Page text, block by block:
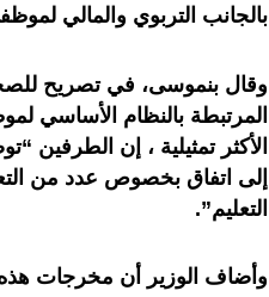
بالجانب التربوي والمالي
وقال بنموسى، في تصريح
المرتبطة بالنظام الأساسي
الأكثر تمثيلية ، إن الطرفين
إلى اتفاق بخصوص عدد من
التعليم”.
وأضاف الوزير أن مخرجات هذه